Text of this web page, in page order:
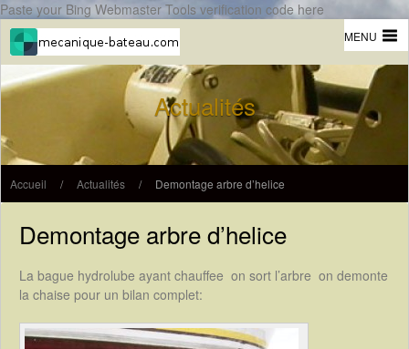
Paste your Bing Webmaster Tools verification code here
MENU
Actualités
Accueil / Actualités / Demontage arbre d’helice
Demontage arbre d’helice
La bague hydrolube ayant chauffee on sort l’arbre on demonte
la chaise pour un bilan complet: